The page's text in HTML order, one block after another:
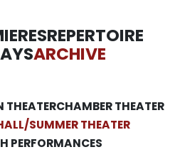
REPERTOIRE
ARCHIVE
THEATERCHAMBER THEATER
SUMMER THEATER
PERFORMANCES